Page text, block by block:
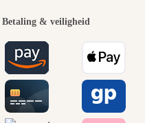
Betaling & veiligheid